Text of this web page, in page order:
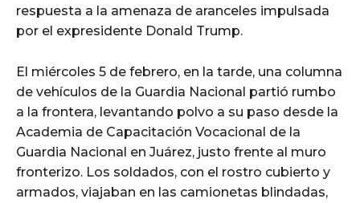
respuesta a la amenaza de aranceles impulsada
por el expresidente Donald Trump.
El miércoles 5 de febrero, en la tarde, una columna
de vehículos de la Guardia Nacional partió rumbo
a la frontera, levantando polvo a su paso desde la
Academia de Capacitación Vocacional de la
Guardia Nacional en Juárez, justo frente al muro
fronterizo. Los soldados, con el rostro cubierto y
armados, viajaban en las camionetas blindadas,